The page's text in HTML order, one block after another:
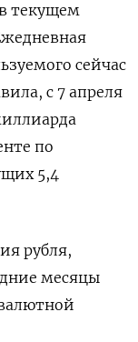
текущем
сейчас
c 7 апреля
по
5,4
рубля,
месяцы